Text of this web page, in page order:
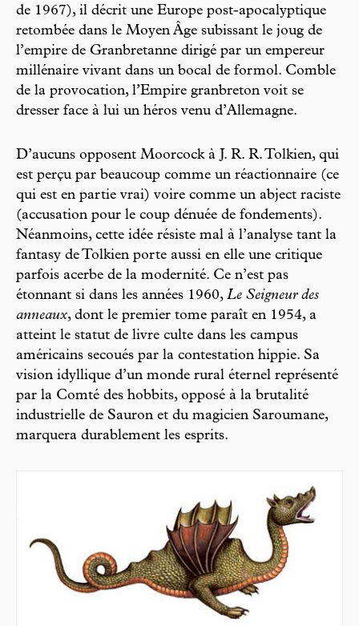
de 1967), il décrit une Europe post-apocalyptique
retombée dans le Moyen Âge subissant le joug de
l’empire de Granbretanne dirigé par un empereur
millénaire vivant dans un bocal de formol. Comble
de la provocation, l’Empire granbreton voit se
dresser face à lui un héros venu d’Allemagne.
D’aucuns opposent Moorcock à J. R. R. Tolkien, qui
est perçu par beaucoup comme un réactionnaire (ce
qui est en partie vrai) voire comme un abject raciste
(accusation pour le coup dénuée de fondements).
Néanmoins, cette idée résiste mal à l’analyse tant la
fantasy de Tolkien porte aussi en elle une critique
parfois acerbe de la modernité. Ce n’est pas
étonnant si dans les années 1960, Le Seigneur des
anneaux, dont le premier tome paraît en 1954, a
atteint le statut de livre culte dans les campus
américains secoués par la contestation hippie. Sa
vision idyllique d’un monde rural éternel représenté
par la Comté des hobbits, opposé à la brutalité
industrielle de Sauron et du magicien Saroumane,
marquera durablement les esprits.